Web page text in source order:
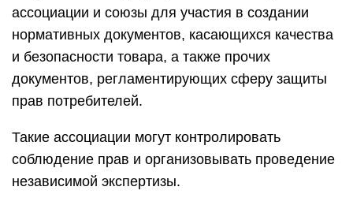
ассоциации и союзы для участия в создании
нормативных документов, касающихся качества
и безопасности товара, а также прочих
документов, регламентирующих сферу защиты
прав потребителей.
Такие ассоциации могут контролировать
соблюдение прав и организовывать проведение
независимой экспертизы.